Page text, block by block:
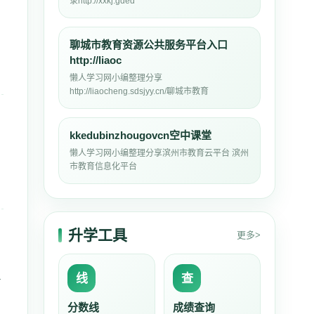
聊城市教育资源公共服务平台入口
http://liaoc
懒人学习网小编整理分享
http://liaocheng.sdsjyy.cn/聊城市教育
kkedubinzhougovcn空中课堂
懒人学习网小编整理分享滨州市教育云平台 滨州
市教育信息化平台
升学工具 更多>
线
分数线
查
成绩查询